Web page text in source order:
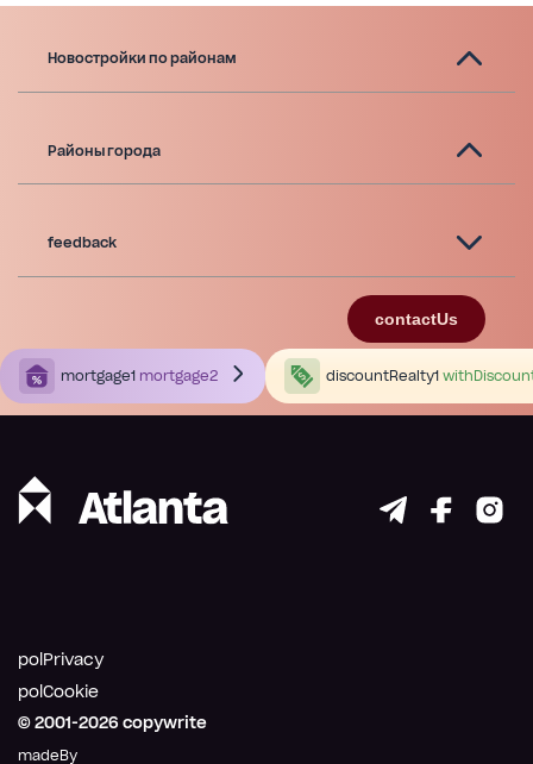
Новостройки по районам
Районы города
feedback
contactUs
mortgage1 mortgage2 discountRealty1
© 2001-2026 copywrite
madeBy
polPrivacy
polCookie